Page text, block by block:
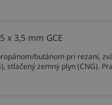
x 3,5 mm GCE
butánom pri rezaní,
stlačený zemný plyn (CNG).